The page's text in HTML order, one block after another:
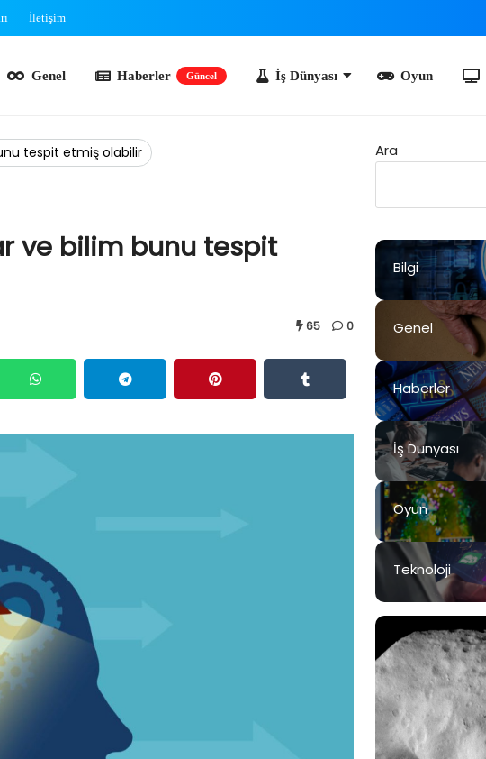
İletişim
Haberler İş Dünyası Teknoloji
tespit etmiş olabilir
ve bilim bunu tespit
65 0
Ara
Bilgi
Genel
Haberler
İş Dünyası
Oyun
Teknoloji